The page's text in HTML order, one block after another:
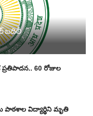
బదిలీ
60 రోజుల
పాఠశాల విద్యార్థిని మృతి